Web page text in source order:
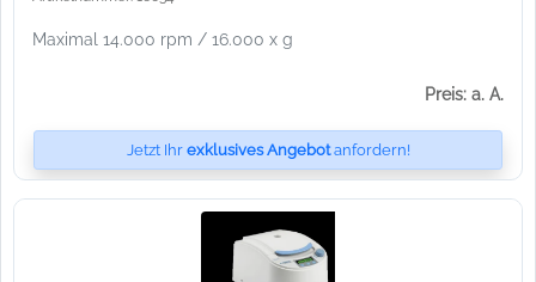
Maximal 14.000 rpm / 16.000 x g
Preis: a. A.
Jetzt Ihr exklusives Angebotanfordern!